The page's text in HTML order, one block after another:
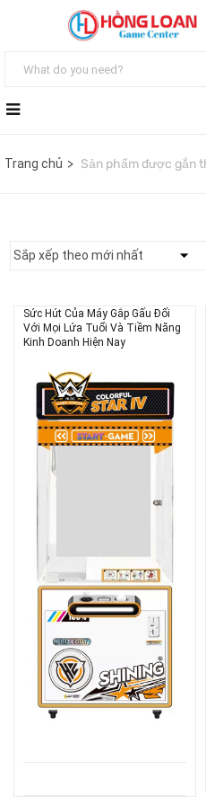
Trang chủ Sản phẩm được gắn
Sức Hút Của Máy Gắp Gấu Đối
Với Mọi Lứa Tuổi Và Tiềm Năng
Kinh Doanh Hiện Nay